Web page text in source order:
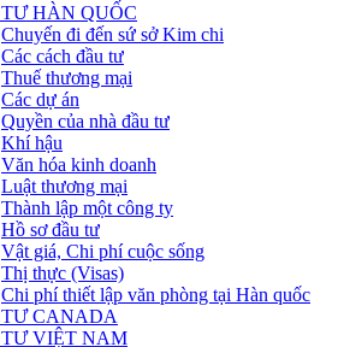
HÀN QUỐC
Chuyến đi đến sứ sở Kim chi
Các cách đầu tư
Thuế thương mại
Các dự án
Quyền của nhà đầu tư
Khí hậu
Văn hóa kinh doanh
Luật thương mại
Thành lập một công ty
Hồ sơ đầu tư
Vật giá, Chi phí cuộc sống
Thị thực (Visas)
Chi phí thiết lập văn phòng tại Hàn quốc
CANADA
VIỆT NAM